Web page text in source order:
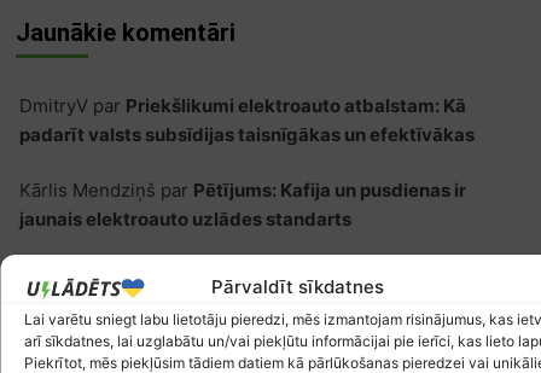
Pārvaldīt sīkdatnes
Lai varētu sniegt labu lietotāju pieredzi, mēs izmantojam risinājumus, kas
arī sīkdatnes, lai uzglabātu un/vai piekļūtu informācijai pie ierīci, kas lieto
Piekrītot, mēs piekļūsim tādiem datiem kā pārlūkošanas pieredzei vai
Jaunākie komentāri
DmitryVpar Priekšlikumi elektroauto atbalstam: Kā
padarīt valsts subsīdijas taisnīgākas un efektīvākas
Kārlis Mendziņš par Pētījums: Kafija un pusdienas ir
jaunais elektroauto uzlādes standarts
nedarataparSadales tīkls no 2027. gada ieviesīs jaunu
tarifu plānu elektrificētām mājsaimniecībām un
uzņēmumiem